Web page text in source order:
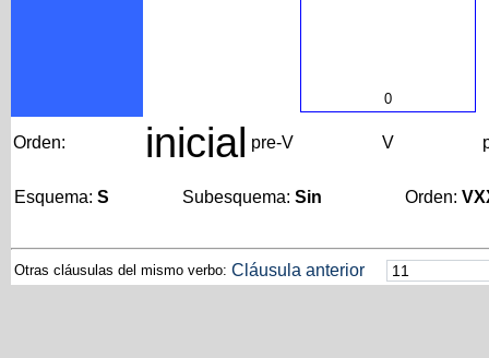
0
Orden: inicial pre-V V
Esquema: S Subesquema: Sin Orden:
Otras cláusulas del mismo verbo: Cláusula anterior